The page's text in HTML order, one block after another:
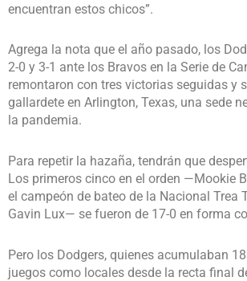
encuentran estos chicos”.
Agrega la nota que el año pasado, los
2-0 y 3-1 ante los Bravos en la Serie de
remontaron con tres victorias seguidas y
gallardete en Arlington, Texas, una sede
la pandemia.
Para repetir la hazaña, tendrán que
Los primeros cinco en el orden —Mookie
el campeón de bateo de la Nacional Trea
Gavin Lux— se fueron de 17-0 en forma
Pero los Dodgers, quienes acumulaban
juegos como locales desde la recta final